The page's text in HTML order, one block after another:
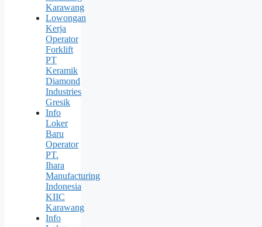
Karawang
Lowongan
Kerja
Operator
Forklift
PT
Keramik
Diamond
Industries
Gresik
Info
Loker
Baru
Operator
PT.
Ihara
Manufacturing
Indonesia
KIIC
Karawang
Info